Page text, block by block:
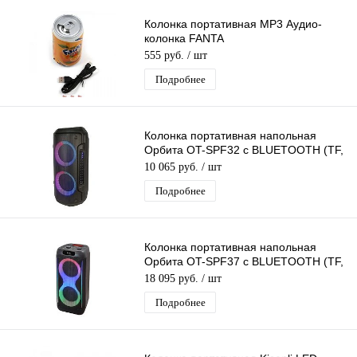
Колонка портативная MP3 Аудио-
колонка FANTA
(FM/USB/microSD/AUX)
555 руб. / шт
Подробнее
Колонка портативная напольная
Орбита OT-SPF32 с BLUETOOTH (TF,
AUX, USB, FM)
10 065 руб. / шт
Подробнее
Колонка портативная напольная
Орбита OT-SPF37 с BLUETOOTH (TF,
USB, FM, AUX)
18 095 руб. / шт
Подробнее